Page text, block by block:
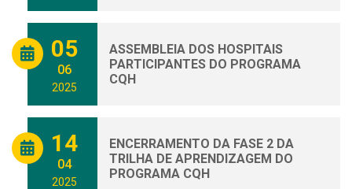
05
06
2025
ASSEMBLEIA DOS HOSPITAIS
PARTICIPANTES DO PROGRAMA
CQH
14
04
2025
ENCERRAMENTO DA FASE 2 DA
TRILHA DE APRENDIZAGEM DO
PROGRAMA CQH